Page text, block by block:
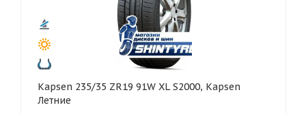
Kapsen 235/35 ZR19 91W XL S2000, Kapsen
Летние